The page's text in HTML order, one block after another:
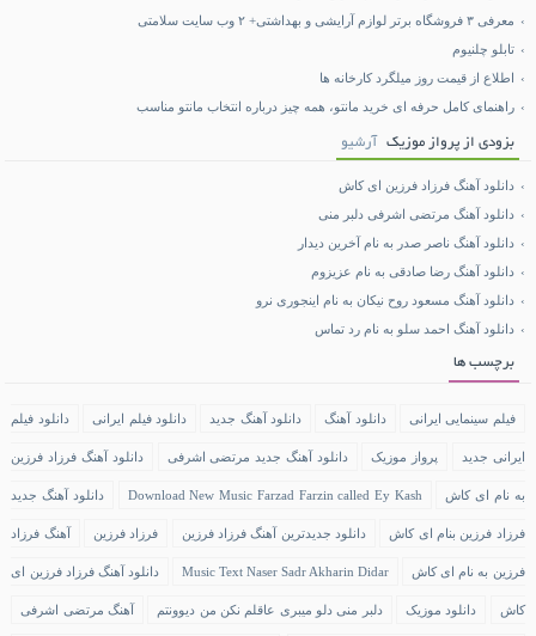
معرفی ۳ فروشگاه برتر لوازم آرایشی و بهداشتی+ ۲ وب سایت سلامتی
تابلو چلنیوم
اطلاع از قیمت روز میلگرد کارخانه ها
راهنمای کامل حرفه ای خرید مانتو، همه چیز درباره انتخاب مانتو مناسب
بزودی از پرواز موزیک آرشیو
دانلود آهنگ فرزاد فرزین ای کاش
دانلود آهنگ مرتضی اشرفی دلبر منی
دانلود آهنگ ناصر صدر به نام آخرین دیدار
دانلود آهنگ رضا صادقی به نام عزیزوم
دانلود آهنگ مسعود روح نیکان به نام اینجوری نرو
دانلود آهنگ احمد سلو به نام رد تماس
برچسب ها
فیلم سینمایی ایرانی دانلود آهنگ دانلود آهنگ جدید دانلود فیلم ایرانی دانلود فیلم
ایرانی جدید پرواز موزیک دانلود آهنگ جدید مرتضی اشرفی دانلود آهنگ فرزاد فرزین
به نام ای کاش Download New Music Farzad Farzin called Ey Kash دانلود آهنگ جدید
فرزاد فرزین بنام ای کاش دانلود جدیدترین آهنگ فرزاد فرزین فرزاد فرزین آهنگ فرزاد
فرزین به نام ای کاش Music Text Naser Sadr Akharin Didar دانلود آهنگ فرزاد فرزین ای
کاش دانلود موزیک دلبر منی دلو میبری عاقلم نکن من دیوونتم آهنگ مرتضی اشرفی